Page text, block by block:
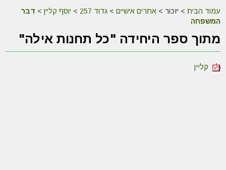
עמוד הבית > יזכור >אתרים אישיים >גדוד 257 > יוסף קליין > דבר
המשפחה
מתוך ספר היחידה "כל תחנות אילה"
קליין